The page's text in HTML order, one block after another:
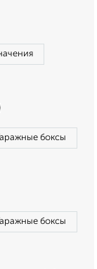
боксы
боксы